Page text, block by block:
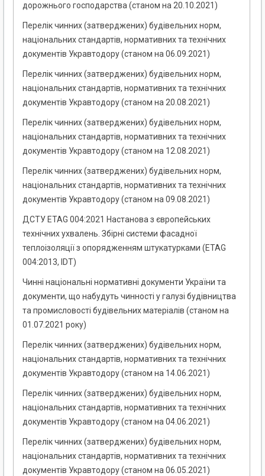
дорожнього господарства (станом на 20.10.2021)
Перелік чинних (затверджених) будівельних норм,
національних стандартів, нормативних та технічних
документів Укравтодору (станом на 06.09.2021)
Перелік чинних (затверджених) будівельних норм,
національних стандартів, нормативних та технічних
документів Укравтодору (станом на 20.08.2021)
Перелік чинних (затверджених) будівельних норм,
національних стандартів, нормативних та технічних
документів Укравтодору (станом на 12.08.2021)
Перелік чинних (затверджених) будівельних норм,
національних стандартів, нормативних та технічних
документів Укравтодору (станом на 09.08.2021)
ДСТУ ETAG 004:2021 Настанова з європейських
технічних ухвалень. Збірні системи фасадної
теплоізоляції з опорядженням штукатурками (ETAG
004:2013, IDT)
Чинні національні нормативні документи України та
документи, що набудуть чинності у галузі будівництва
та промисловості будівельних матеріалів (станом на
01.07.2021 року)
Перелік чинних (затверджених) будівельних норм,
національних стандартів, нормативних та технічних
документів Укравтодору (станом на 14.06.2021)
Перелік чинних (затверджених) будівельних норм,
національних стандартів, нормативних та технічних
документів Укравтодору (станом на 04.06.2021)
Перелік чинних (затверджених) будівельних норм,
національних стандартів, нормативних та технічних
документів Укравтодору (станом на 06.05.2021)